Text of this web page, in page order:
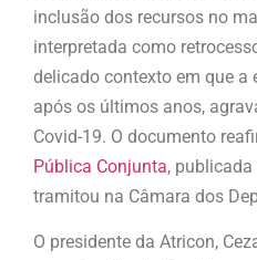
inclusão dos recursos no
interpretada como
delicado contexto em que a
após os últimos anos,
Covid-19. O documento
Pública Conjunta,
tramitou na Câmara dos
O presidente da Atricon,